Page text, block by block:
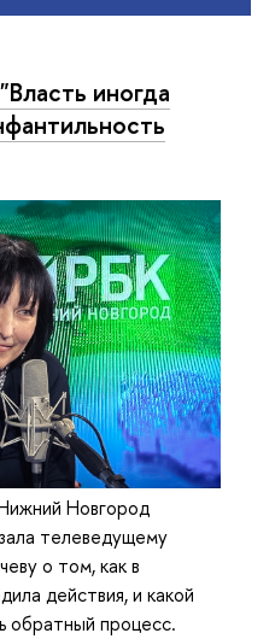
иногда
Новгород
телеведущему
о том, как в
действия, и какой
обратный процесс.